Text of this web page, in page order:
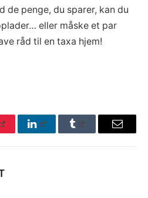
de penge, du sparer, kan du
eller måske et par
råd til en taxa hjem!
LinkedInTumblr Email